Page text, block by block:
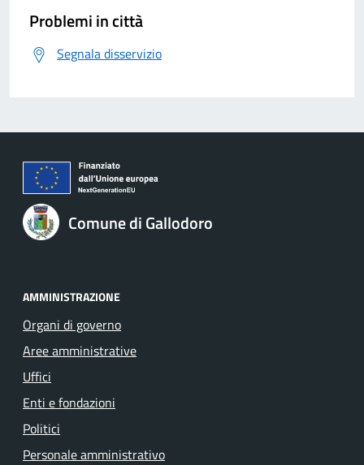
Problemi in città
Segnala disservizio
Comune di Gallodoro
AMMINISTRAZIONE
Organi di governo
Aree amministrative
Uffici
Enti e fondazioni
Politici
Personale amministrativo